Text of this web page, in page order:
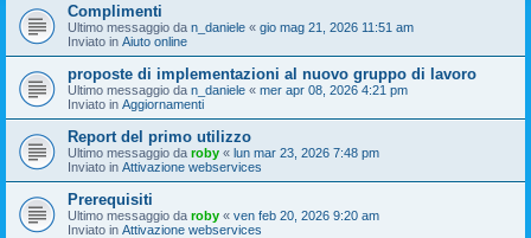
Complimenti
Ultimo messaggio da n_daniele « gio mag 21, 2026 11:51 am
Inviato in Aiuto online
proposte di implementazioni al nuovo gruppo di lavoro
Ultimo messaggio da n_daniele « mer apr 08, 2026 4:21 pm
Inviato in Aggiornamenti
Report del primo utilizzo
Ultimo messaggio da roby « lun mar 23, 2026 7:48 pm
Inviato in Attivazione webservices
Prerequisiti
Ultimo messaggio da roby « ven feb 20, 2026 9:20 am
Inviato in Attivazione webservices